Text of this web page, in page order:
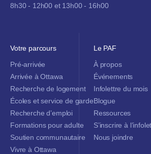
8h30 - 12h00 et 13h00 - 16h00
Votre parcours
Pré-arrivée
Arrivée à Ottawa
Recherche de logement
Écoles et service de garde
Recherche d’emploi
Formations pour adulte
Soutien communautaire
Vivre à Ottawa
Le PAF
À propos
Événements
Infolettre du mois
Blogue
Ressources
S’inscrire à
Nous joindre